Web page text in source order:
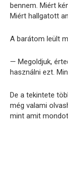
bennem. Miért
Miért hallgatott
A barátom leült
— Megoldjuk,
használni ezt.
De a tekintete
még valami
mint amit